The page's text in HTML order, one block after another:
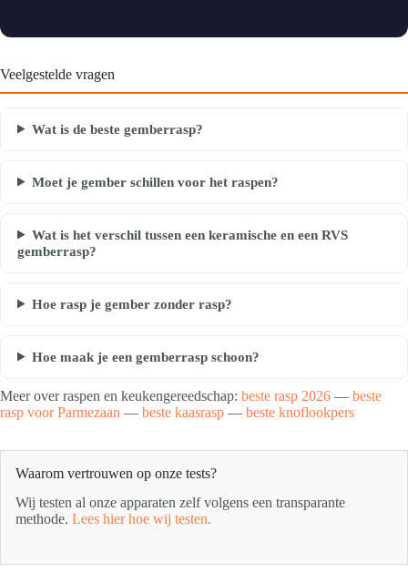
Veelgestelde vragen
Wat is de beste gemberrasp?
Moet je gember schillen voor het raspen?
Wat is het verschil tussen een keramische en een RVS
gemberrasp?
Hoe rasp je gember zonder rasp?
Hoe maak je een gemberrasp schoon?
Meer over raspen en keukengereedschap: beste rasp 2026 — beste
rasp voor Parmezaan — beste kaasrasp — beste knoflookpers
Waarom vertrouwen op onze tests?
Wij testen al onze apparaten zelf volgens een transparante
methode. Lees hier hoe wij testen.